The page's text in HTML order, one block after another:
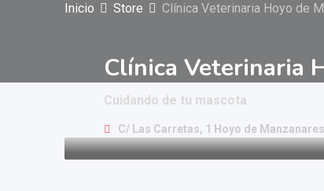
Inicio Store Clínica Veterinaria Hoyo de
Clínica Veterinaria
Cuidando de tu mascota
C/ Las Carretas, 1 Hoyo de